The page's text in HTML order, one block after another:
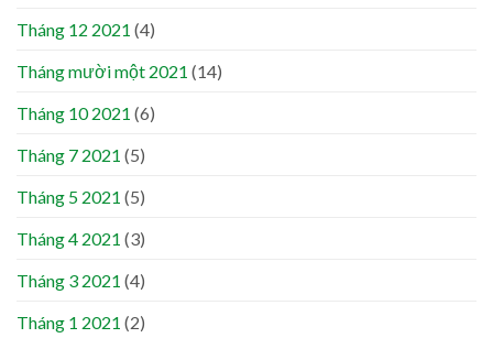
Tháng 12 2021 (4)
Tháng mười một 2021 (14)
Tháng 10 2021 (6)
Tháng 7 2021 (5)
Tháng 5 2021 (5)
Tháng 4 2021 (3)
Tháng 3 2021 (4)
Tháng 1 2021 (2)